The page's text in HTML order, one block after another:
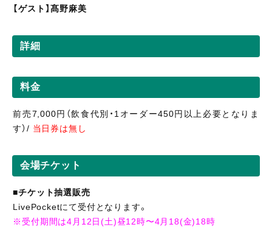
【ゲスト】髙野麻美
詳細
料金
前売7,000円（飲食代別・1オーダー450円以上必要となりま
す）/ 当日券は無し
会場チケット
■チケット抽選販売
LivePocketにて受付となります。
※受付期間は4月12日(土)昼12時〜4月18(金)18時